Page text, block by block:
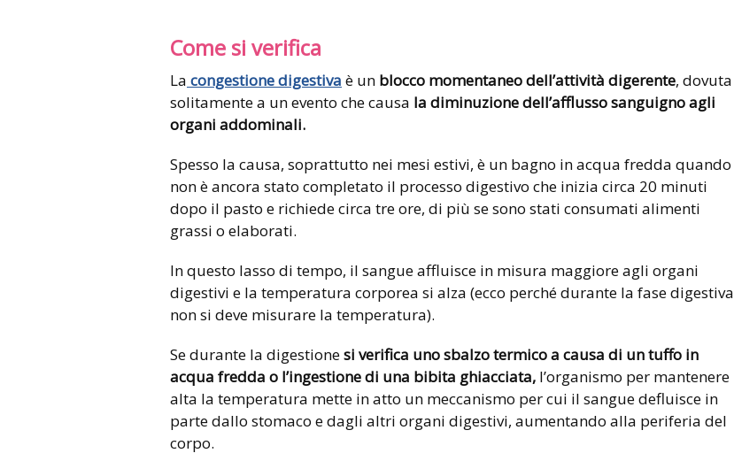
Come si verifica
La congestione digestiva è un blocco momentaneo dell’attività digerente, dovuta
solitamente a un evento che causa la diminuzione dell’afflusso sanguigno agli
organi addominali.
Spesso la causa, soprattutto nei mesi estivi, è un bagno in acqua fredda quando
non è ancora stato completato il processo digestivo che inizia circa 20 minuti
dopo il pasto e richiede circa tre ore, di più se sono stati consumati alimenti
grassi o elaborati.
In questo lasso di tempo, il sangue affluisce in misura maggiore agli organi
digestivi e la temperatura corporea si alza (ecco perché durante la fase digestiva
non si deve misurare la temperatura).
Se durante la digestionesi verifica uno sbalzo termico a causa di un tuffo in
acqua fredda o l’ingestione di una bibita ghiacciata, l’organismo per mantenere
alta la temperatura mette in atto un meccanismo per cui il sangue defluisce in
parte dallo stomaco e dagli altri organi digestivi, aumentando alla periferia del
corpo.